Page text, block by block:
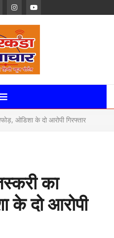
ओडिशा के दो आरोपी गिरफ्तार
का
के दो आरोपी